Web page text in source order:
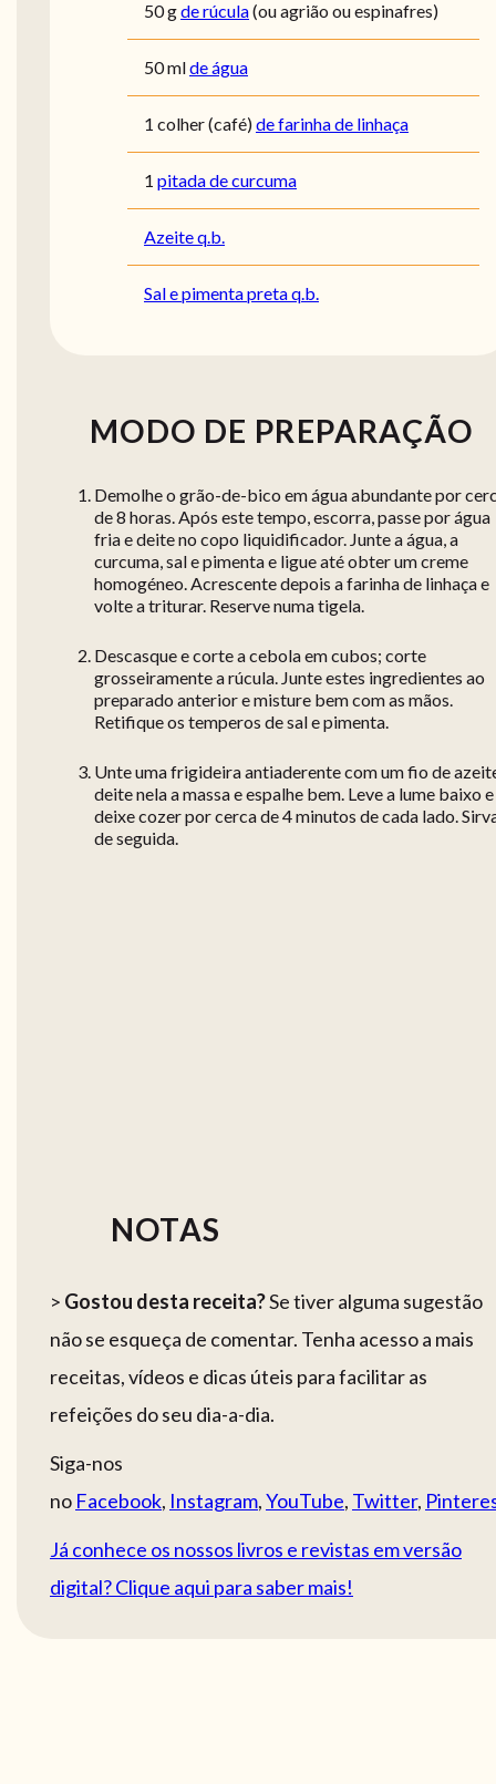
50gde rúcula(ou agrião ou espinafres)
50mlde água
1 colher (café)de farinha de linhaça
1 pitada de curcuma
Azeite q.b.
Sal e pimenta preta q.b.
MODO DE PREPARAÇÃO
Demolhe o grão-de-bico em água abundante por
de 8 horas. Após este tempo, escorra, passe por água
fria e deite no copo liquidificador. Junte a água, a
curcuma, sal e pimenta e ligue até obter um creme
homogéneo. Acrescente depois a farinha de linhaça e
volte a triturar. Reserve numa tigela.
Descasque e corte a cebola em cubos; corte
grosseiramente a rúcula. Junte estes ingredientes ao
preparado anterior e misture bem com as mãos.
Retifique os temperos de sal e pimenta.
Unte uma frigideira antiaderente com um fio de
deite nela a massa e espalhe bem. Leve a lume baixo e
deixe cozer por cerca de 4 minutos de cada lado.
de seguida.
NOTAS
> Gostou desta receita?Se tiver alguma sugestão
não se esqueça de comentar. Tenha acesso a mais
receitas, vídeos e dicas úteis para facilitar as
refeições do seu dia-a-dia.
Siga-nos
no Facebook, Instagram,YouTube, Twitter,
Já conhece os nossos livros e revistas em versão
digital? Clique aqui para saber mais!